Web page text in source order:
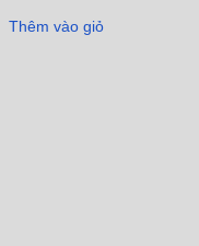
Thêm vào giỏ